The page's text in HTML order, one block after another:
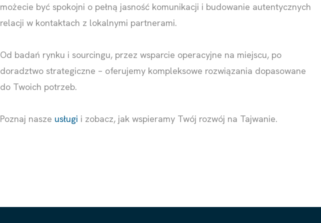
możecie być spokojni o pełną jasność komunikacji i budowanie autentycznych
relacji w kontaktach z lokalnymi partnerami.
Od badań rynku i sourcingu, przez wsparcie operacyjne na miejscu, po
doradztwo strategiczne – oferujemy kompleksowe rozwiązania dopasowane
do Twoich potrzeb.
Poznaj nasze usługi i zobacz, jak wspieramy Twój rozwój na Tajwanie.